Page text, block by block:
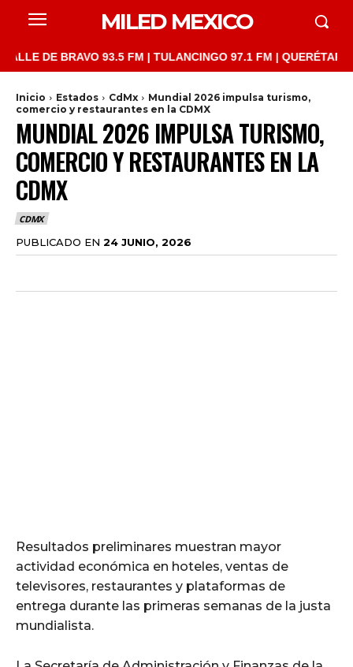
MILED MEXICO
DE BRAVO 93.5 FM | TULANCINGO 97.1 FM | QUERÉTARO
Inicio Estados CdMx
Mundial 2026 impulsa turismo,
comercio y restaurantes en la CDMX
MUNDIAL 2026 IMPULSA TURISMO,
COMERCIO Y RESTAURANTES EN LA
CDMX
CDMX
PUBLICADO EN 24 JUNIO, 2026
Resultados preliminares muestran mayor
actividad económica en hoteles, ventas de
televisores, restaurantes y plataformas de
entrega durante las primeras semanas de la justa
mundialista.